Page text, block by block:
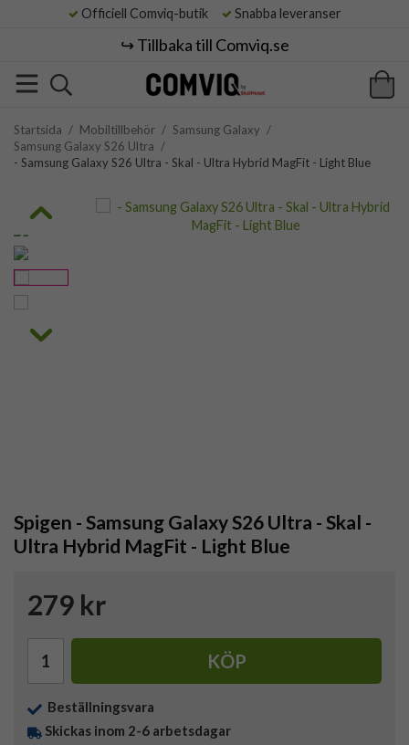
Officiell Comviq-butik Snabba leveranser
↪️ Tillbaka till Comviq.se
Startsida / Mobiltillbehör / Samsung Galaxy /
Samsung Galaxy S26 Ultra /
- Samsung Galaxy S26 Ultra - Skal - Ultra Hybrid MagFit - Light Blue
Spigen - Samsung Galaxy S26 Ultra - Skal -
Ultra Hybrid MagFit - Light Blue
279 kr
KÖP
Beställningsvara
Skickas inom 2-6 arbetsdagar